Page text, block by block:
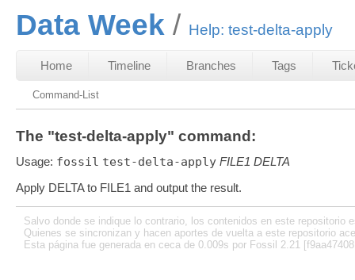
Data Week Help: test-delta-apply
Home Timeline Branches Tags
Command-List
The "test-delta-apply" command:
Usage: fossil test-delta-apply FILE1 DELTA
Apply DELTA to FILE1 and output the result.
Salvo donde se indique lo contrario, los contenidos en este repositorio
Quienes se sincronizan y hacen aportes de vuelta a este repositorio
Esta página fue generada en ceca de 0.009s por Fossil 2.21